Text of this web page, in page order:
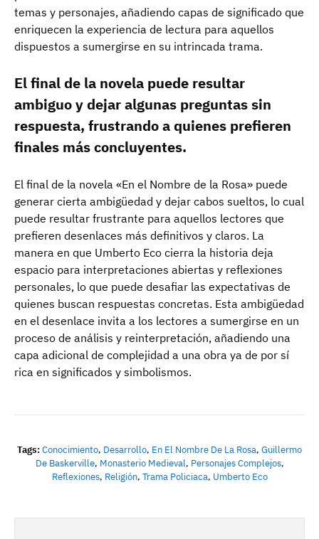
temas y personajes, añadiendo capas de significado que
enriquecen la experiencia de lectura para aquellos
dispuestos a sumergirse en su intrincada trama.
El final de la novela puede resultar
ambiguo y dejar algunas preguntas sin
respuesta, frustrando a quienes prefieren
finales más concluyentes.
El final de la novela «En el Nombre de la Rosa» puede
generar cierta ambigüedad y dejar cabos sueltos, lo cual
puede resultar frustrante para aquellos lectores que
prefieren desenlaces más definitivos y claros. La
manera en que Umberto Eco cierra la historia deja
espacio para interpretaciones abiertas y reflexiones
personales, lo que puede desafiar las expectativas de
quienes buscan respuestas concretas. Esta ambigüedad
en el desenlace invita a los lectores a sumergirse en un
proceso de análisis y reinterpretación, añadiendo una
capa adicional de complejidad a una obra ya de por sí
rica en significados y simbolismos.
Tags:Conocimiento, Desarrollo, En El Nombre De La Rosa, Guillermo
De Baskerville, Monasterio Medieval, Personajes Complejos,
Reflexiones, Religión, Trama Policiaca, Umberto Eco